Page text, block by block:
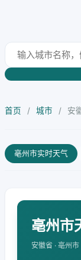
首页 / 城市 / 安
亳州市实时天气
亳州市
安徽省 · 亳州市